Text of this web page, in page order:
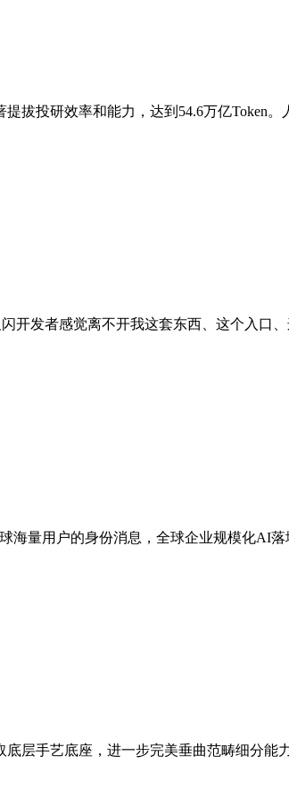
拔投研效率和能力，达到54.6万亿Token
开发者感觉离不开我这套东西、这个入口
海量用户的身份消息，全球企业规模化AI
层手艺底座，进一步完美垂曲范畴细分能